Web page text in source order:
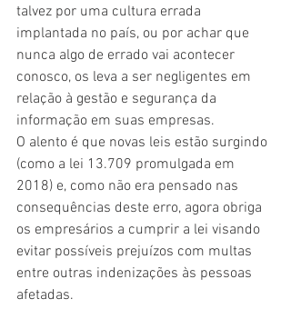
talvez por uma cultura errada
implantada no país, ou por achar que
nunca algo de errado vai acontecer
conosco, os leva a ser negligentes em
relação à gestão e segurança da
informação em suas empresas.
O alento é que novas leis estão surgindo
(como a lei 13.709 promulgada em
2018) e, como não era pensado nas
consequências deste erro, agora obriga
os empresários a cumprir a lei visando
evitar possíveis prejuízos com multas
entre outras indenizações às pessoas
afetadas.